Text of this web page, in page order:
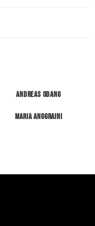
Andreas Odang
Maria Anggraini